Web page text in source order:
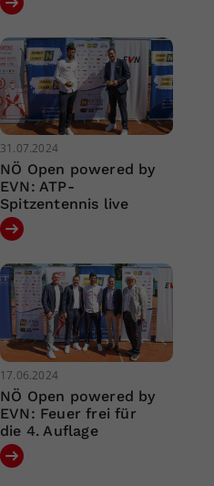
31.07.2024
NÖ Open powered by
EVN: ATP-
Spitzentennis live
17.06.2024
NÖ Open powered by
EVN: Feuer frei für
die 4. Auflage